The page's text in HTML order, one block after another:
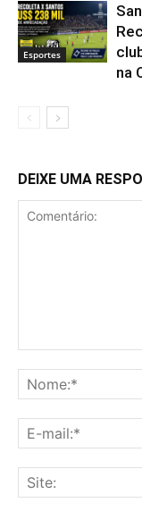
Esportes
na
DEIXE UMA